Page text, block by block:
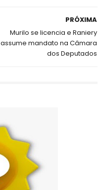
PRÓXIMA
Murilo se licencia e Raniery
assume mandato na Câmara
dos Deputados